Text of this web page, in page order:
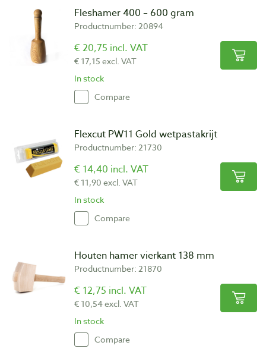
Fleshamer 400 – 600 gram
Productnumber: 20894
€ 20,75 incl. VAT
€ 17,15 excl. VAT
In stock
Compare
Flexcut PW11 Gold wetpastakrijt
Productnumber: 21730
€ 14,40 incl. VAT
€ 11,90 excl. VAT
In stock
Compare
Houten hamer vierkant 138 mm
Productnumber: 21870
€ 12,75 incl. VAT
€ 10,54 excl. VAT
In stock
Compare